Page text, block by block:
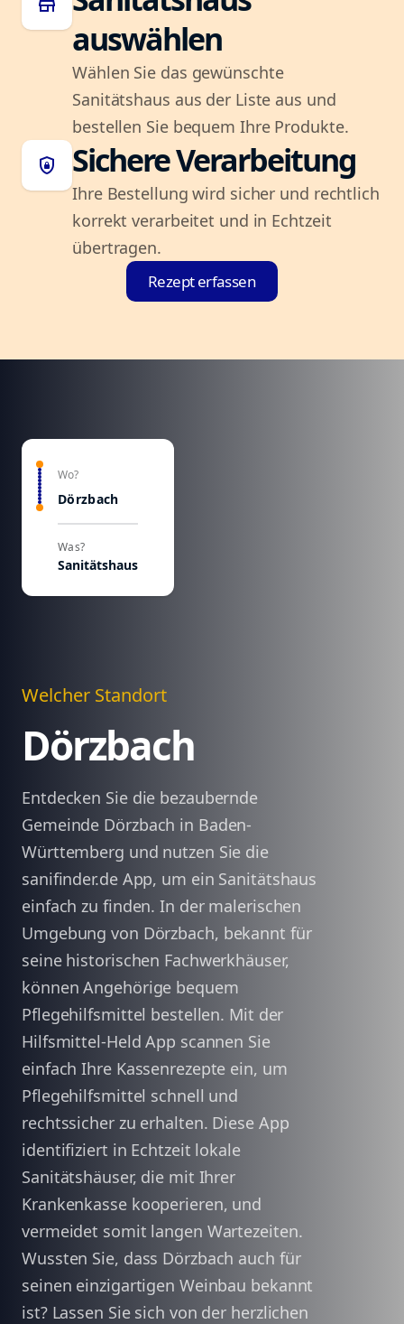
auswählen
Wählen Sie das gewünschte
Sanitätshaus aus der Liste aus und
bestellen Sie bequem Ihre Produkte.
shield_lock Sichere Verarbeitung
Ihre Bestellung wird sicher und rechtlich
korrekt verarbeitet und in Echtzeit
übertragen.
Rezept erfassen
Wo?
Dörzbach
Was?
Sanitätshaus
Welcher Standort
Dörzbach
Entdecken Sie die bezaubernde
Gemeinde Dörzbach in Baden-
Württemberg und nutzen Sie die
sanifinder.de App, um ein Sanitätshaus
einfach zu finden. In der malerischen
Umgebung von Dörzbach, bekannt für
seine historischen Fachwerkhäuser,
können Angehörige bequem
Pflegehilfsmittel bestellen. Mit der
Hilfsmittel-Held App scannen Sie
einfach Ihre Kassenrezepte ein, um
Pflegehilfsmittel schnell und
rechtssicher zu erhalten. Diese App
identifiziert in Echtzeit lokale
Sanitätshäuser, die mit Ihrer
Krankenkasse kooperieren, und
vermeidet somit langen Wartezeiten.
Wussten Sie, dass Dörzbach auch für
seinen einzigartigen Weinbau bekannt
ist? Lassen Sie sich von der herzlichen